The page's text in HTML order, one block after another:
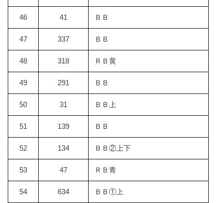
46 41 ＢＢ
47 337 ＢＢ
48 318 ＲＢ黄
49 291 ＢＢ
50 31 ＢＢ上
51 139 ＢＢ
52 134 ＢＢ②上下
53 47 ＲＢ青
54 634 ＢＢ①上